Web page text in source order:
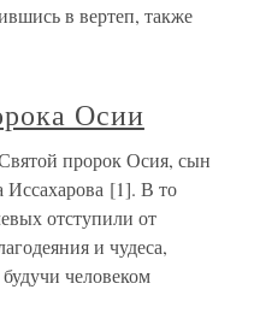
в вертеп, также
Осии
пророк Осия, сын
Иссахарова [1]. В то
отступили от
и чудеса,
человеком